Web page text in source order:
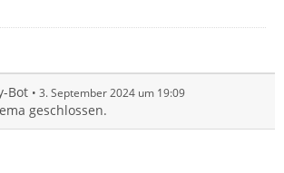
Bot 3. September 2024 um 19:09
geschlossen.